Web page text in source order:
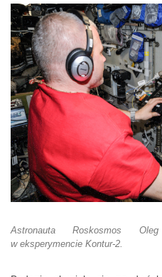
Astronauta Roskosmos
w eksperymencie Kontur-2.